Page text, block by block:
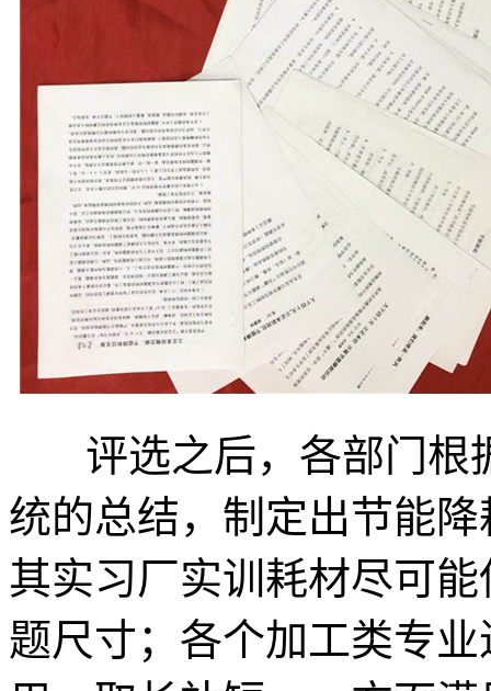
评选之后，各部门根
统的总结，制定出节能
其实习厂实训耗材尽可
题尺寸；各个加工类专